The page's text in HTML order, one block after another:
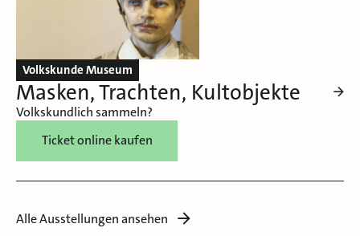
Volkskunde Museum
Masken, Trachten, Kultobjekte
Volkskundlich sammeln?
Ticket online kaufen
Alle Ausstellungen ansehen